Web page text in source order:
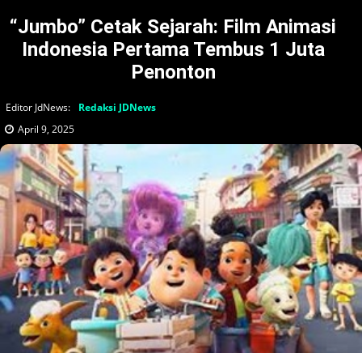
“Jumbo” Cetak Sejarah: Film Animasi
Indonesia Pertama Tembus 1 Juta
Penonton
Editor JdNews:
Redaksi JDNews
April 9, 2025